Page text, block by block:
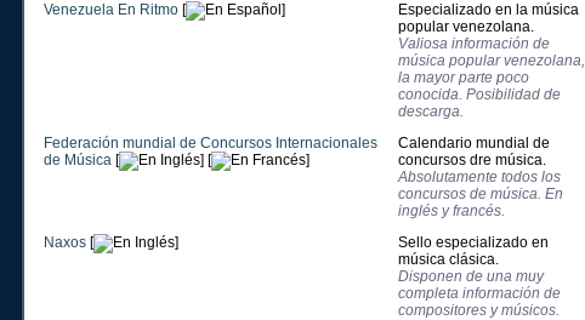
Venezuela En Ritmo [ ]
Especializado en la música
popular venezolana.
Valiosa información de
música popular venezolana,
la mayor parte poco
conocida. Posibilidad de
descarga.
Federación mundial de Concursos Internacionales
de Música [ ] [ ]
Calendario mundial de
concursos dre música.
Absolutamente todos los
concursos de música. En
inglés y francés.
Naxos [ ]
Sello especializado en
música clásica.
Disponen de una muy
completa información de
compositores y músicos.